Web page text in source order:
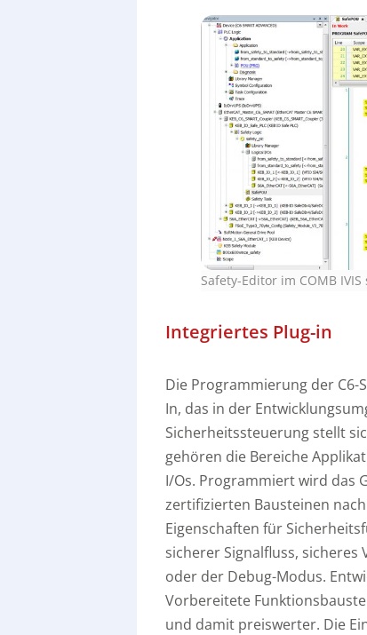
Safety-Editor im COMB
Integriertes Plug-in
Die Programmierung der C6-
In, das in der
Sicherheitssteuerung stellt
gehören die Bereiche
I/Os. Programmiert wird das
zertifizierten Bausteinen
Eigenschaften für
sicherer Signalfluss,
oder der Debug-Modus.
Vorbereitete
und damit preiswerter. Die